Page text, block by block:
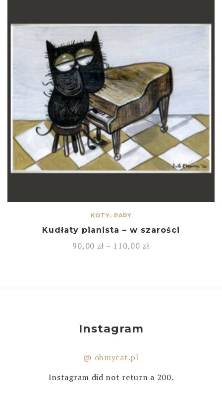
KOTY, PARY
Kudłaty pianista – w szarości
90,00 zł – 110,00 zł
Instagram
@ ohmycat.pl
Instagram did not return a 200.